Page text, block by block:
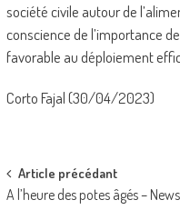
société civile autour de
conscience de l’importance
favorable au déploiement
Corto Fajal (30/04/2023)
Post
Article précédant
A l’heure des potes âgés –